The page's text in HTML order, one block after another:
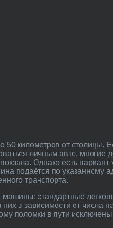
личным авто,
Однако есть
подаётся по указанному
транспорта.
в зависимости от числа
поломки в пути